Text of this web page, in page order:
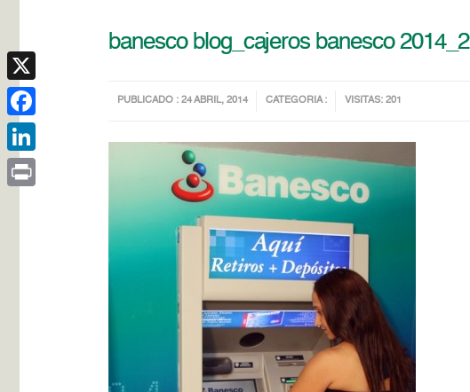
banesco blog_cajeros banesco 2014_2
PUBLICADO : 24 ABRIL, 2014 CATEGORIA : VISITAS: 201
X
Facebook
LinkedIn